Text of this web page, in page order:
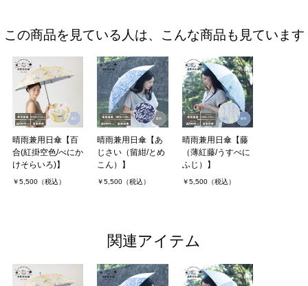
この商品を見ている人は、こんな商品も見ています
晴雨兼用日傘【百
合(紅掛空色/べにか
けそらいろ)】
￥5,500（税込）
晴雨兼用日傘【あ
じさい（留紺/とめ
こん）】
￥5,500（税込）
晴雨兼用日傘【藤
（薄紅藤/うすべに
ふじ）】
￥5,500（税込）
関連アイテム